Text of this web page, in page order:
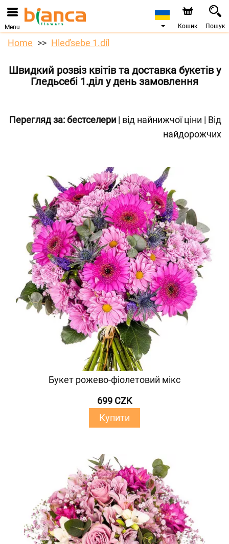
Menu Кошик Пошук
Home Hleďsebe 1.díl
Швидкий розвіз квітів та доставка букетів у
Гледьсебі 1.діл у день замовлення
Перегляд за:бестселери | від найнижчої ціни | Від
найдорожчих
Букет рожево-фіолетовий мікс
699 CZK
Купити